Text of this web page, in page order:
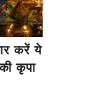
करें ये
कृपा